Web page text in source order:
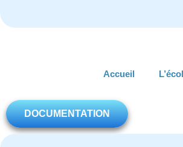
Accueil
DOCUMENTATION